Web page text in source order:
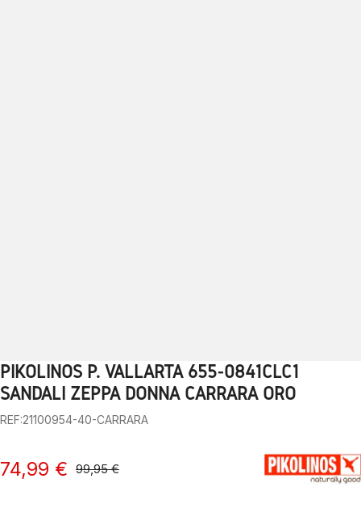
1 2 3 4 5 6 7 8 9
PIKOLINOS P. VALLARTA 655-0841CLC1
SANDALI ZEPPA DONNA CARRARA ORO
REF:21100954-40-CARRARA
74,99 € 99,95 €